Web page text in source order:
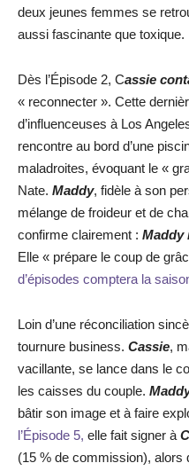
deux jeunes femmes se
aussi fascinante que toxique.
Dès l’Épisode 2, Cassie
« reconnecter ». Cette
d’influenceuses à Los
rencontre au bord d’une
maladroites, évoquant le «
Nate. Maddy, fidèle à son
mélange de froideur et de
confirme clairement : Maddy
Elle « prépare le coup de
d’épisodes comptera la
Loin d’une réconciliation
tournure business. Cassie,
vacillante, se lance dans le
les caisses du couple.
bâtir son image et à faire
l’Épisode 5, elle fait signer à
(15 % de commission), alors